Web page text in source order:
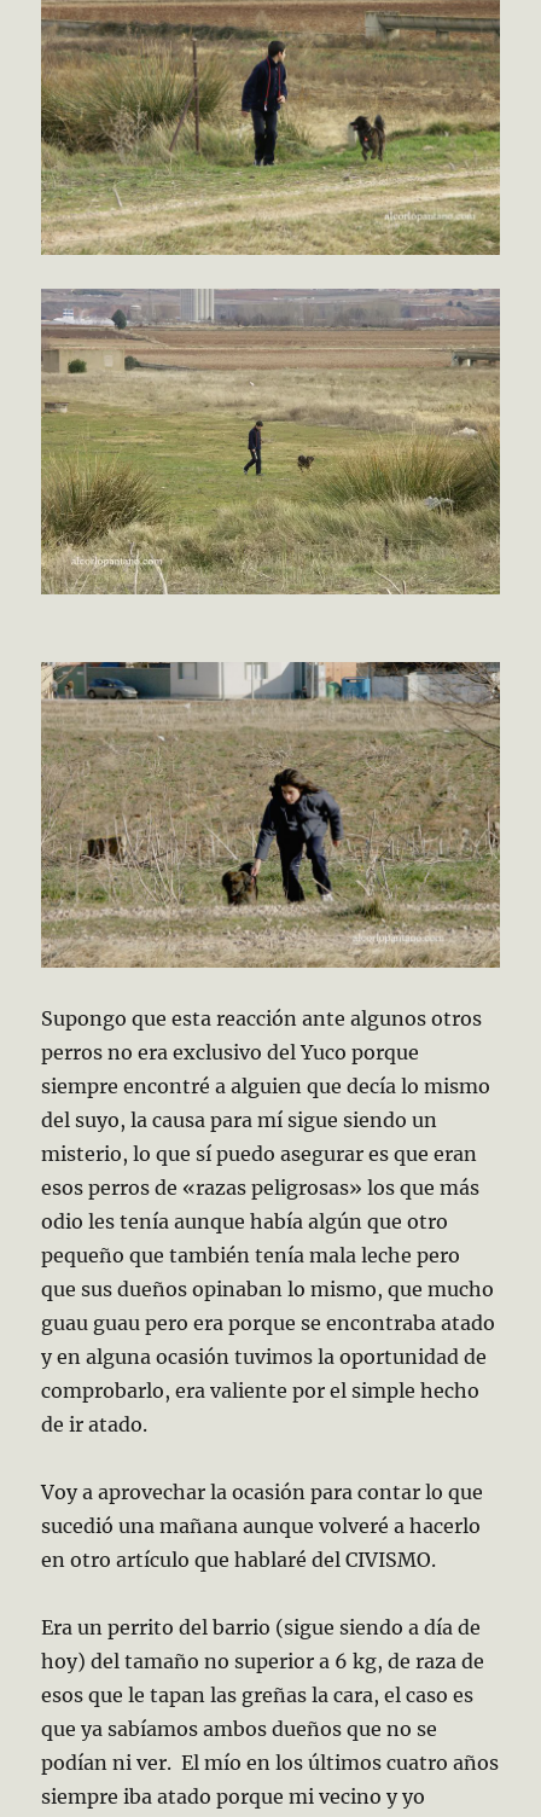
Supongo que esta reacción ante algunos otros
perros no era exclusivo del Yuco porque
siempre encontré a alguien que decía lo mismo
del suyo, la causa para mí sigue siendo un
misterio, lo que sí puedo asegurar es que eran
esos perros de «razas peligrosas» los que más
odio les tenía aunque había algún que otro
pequeño que también tenía mala leche pero
que sus dueños opinaban lo mismo, que mucho
guau guau pero era porque se encontraba atado
y en alguna ocasión tuvimos la oportunidad de
comprobarlo, era valiente por el simple hecho
de ir atado.
Voy a aprovechar la ocasión para contar lo que
sucedió una mañana aunque volveré a hacerlo
en otro artículo que hablaré del CIVISMO.
Era un perrito del barrio (sigue siendo a día de
hoy) del tamaño no superior a 6 kg, de raza de
esos que le tapan las greñas la cara, el caso es
que ya sabíamos ambos dueños que no se
podían ni ver. El mío en los últimos cuatro años
siempre iba atado porque mi vecino y yo